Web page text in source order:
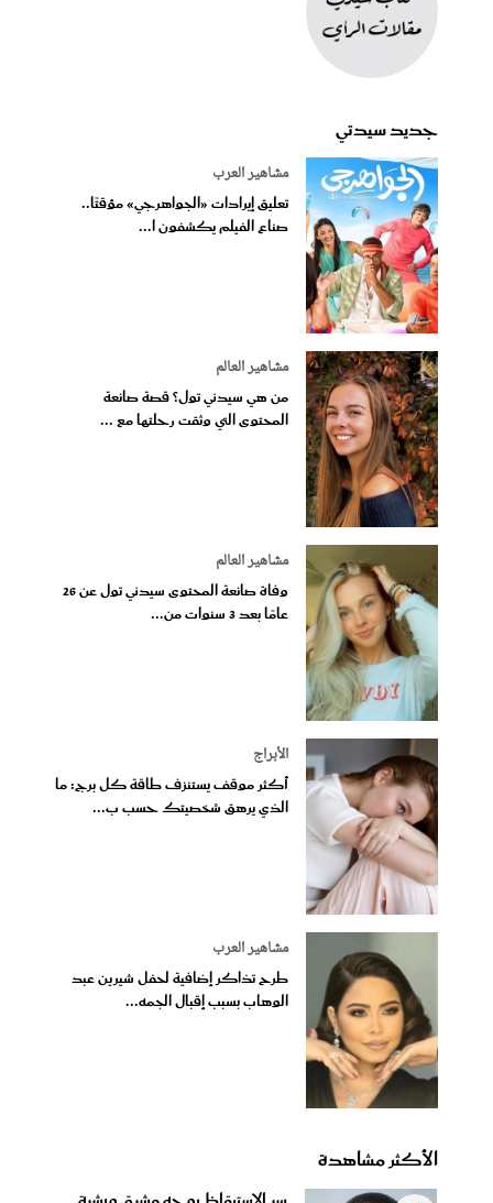
جديد سيدتي
مشاهير العرب
تعليق إيرادات «الجواهرجي» مؤقتًا..
صناع الفيلم يكشفون ا...
مشاهير العالم
من هي سيدني تول؟ قصة صانعة
المحتوى التي وثقت رحلتها مع ...
مشاهير العالم
وفاة صانعة المحتوى سيدني تول عن 26
عامًا بعد 3 سنوات من...
الأبراج
أكثر موقف يستنزف طاقة كل برج: ما
الذي يرهق شخصيتك حسب ب...
مشاهير العرب
طرح تذاكر إضافية لحفل شيرين عبد
الوهاب بسبب إقبال الجمه...
الأكثر مشاهدة